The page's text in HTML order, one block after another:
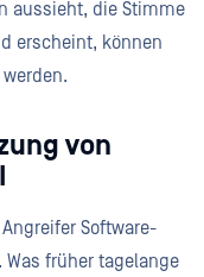
aussieht, die Stimme
erscheint, können
von
Software-
früher tagelange